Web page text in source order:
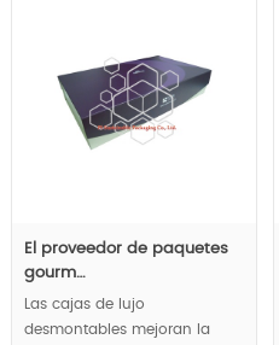
comida se convertirá en
mantel después de doblar.
MOQ:1000pcs.
El proveedor de paquetes
gourm…
Las cajas de lujo
desmontables mejoran la